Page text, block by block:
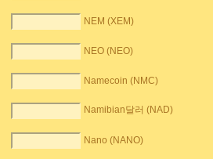
NEM (XEM)
NEO (NEO)
Namecoin (NMC)
Namibian달러 (NAD)
Nano (NANO)